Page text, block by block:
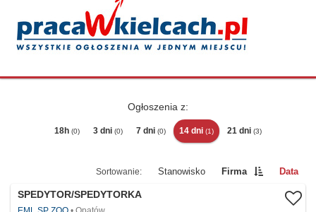
Ogłoszenia z:
18h (0) 3 dni (0) 7 dni (0) 14 dni (1) 21 dni (3)
Stanowisko Firma Data
SPEDYTOR/SPEDYTORKA